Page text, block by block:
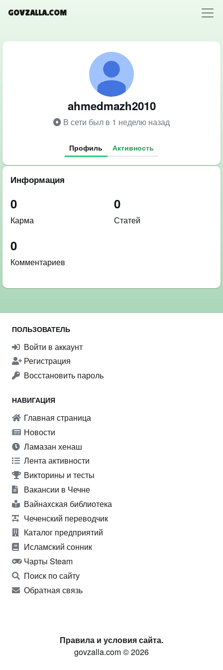
GOVZALLA.COM
ahmedmazh2010
В сети был в 1 неделю назад
Профиль Активность
Информация
0
Карма
0
Статей
0
Комментариев
ПОЛЬЗОВАТЕЛЬ
Войти в аккаунт
Регистрация
Восстановить пароль
НАВИГАЦИЯ
Главная страница
Новости
Ламазан хенаш
Лента активности
Викторины и тесты
Вакансии в Чечне
Вайнахская библиотека
Чеченский переводчик
Каталог предприятий
Исламский сонник
Чарты Steam
Поиск по сайту
Обратная связь
Правила и условия сайта.
govzalla.com © 2026